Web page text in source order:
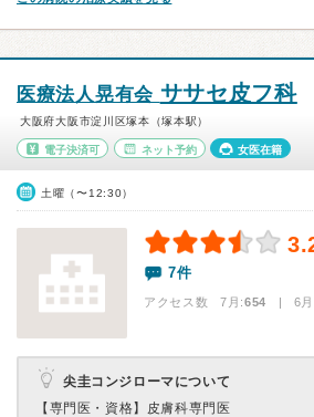
医療法人晃有会 ササセ皮フ科
大阪府大阪市淀川区塚本（塚本駅）
電子決済可 ネット予約 女医在籍
土曜（〜12:30）
7件
アクセス数 7月:654 | 6月
尖圭コンジローマについて
【専門医・資格】 皮膚科専門医